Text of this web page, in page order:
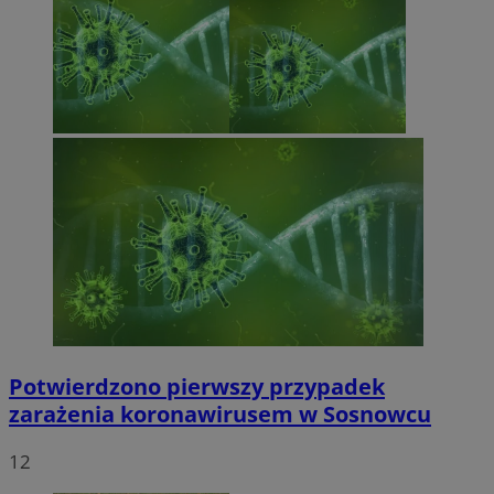
Potwierdzono pierwszy przypadek
zarażenia koronawirusem w Sosnowcu
12